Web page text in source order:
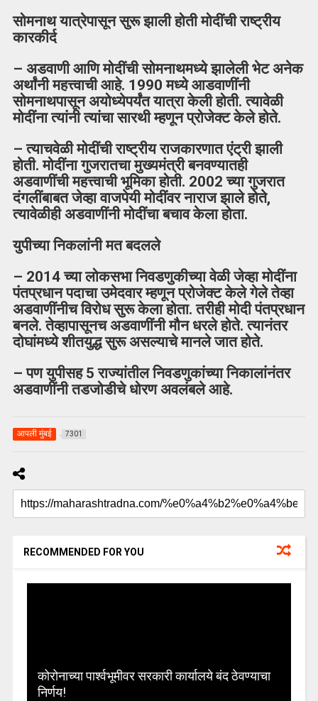
सोमनाथ यात्रेपासून सुरू झाली होती मोदींची राष्ट्रीय
कारकीर्द
– अडवाणी आणि मोदींची सोमनाथमध्ये झालेली भेट अनेक
अर्थांनी महत्त्वाची आहे. 1990 मध्ये आडवाणींनी
सोमनाथपासून अयोध्येपर्यंत यात्रा केली होती. त्यावेळी
मोदींना त्यांनी त्यांचा सारथी म्हणून प्रोजेक्ट केले होते.
– त्याचवेळी मोदींची राष्ट्रीय राजकारणात एंट्री झाली
होती. मोदींना गुजरातचा मुख्यमंत्री बनवण्यातही
अडवाणींची महत्त्वाची भूमिका होती. 2002 च्या गुजरात
दंगलींबाबत जेव्हा वाजपेयी मोदींवर नाराज झाले होते,
त्यावेळीही अडवाणींनी मोदींचा बचाव केला होता.
युपीच्या निकलांनी मत बदलले
– 2014 च्या लोकसभा निवडणुकीच्या वेळी जेव्हा मोदींना
पंतप्रधान पदाचा उमेदवार म्हणून प्रोजेक्ट केले गेले तेव्हा
अडवाणींनीच विरोध सुरू केला होता. तरीही मोदी पंतप्रधान
बनले. तेव्हापासूनच अडवाणींनी मौन धरले होते. त्यानंतर
दोघांमध्ये शीतयुद्ध सुरू असल्याचे मानले जात होते.
– पण युपीसह 5 राज्यांतील निवडणुकांच्या निकालांनंतर
अडवाणींनी तडजोडीचे धोरण अवलंबले आहे.
आपली मुंबई 7301
RECOMMENDED FOR YOU
कोरोनाच्या पार्श्वभूमीवर सरकारी कार्यालये बंद ठेवण्याचा
निर्णय!